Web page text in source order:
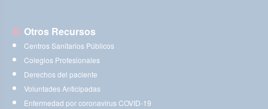
Otros Recursos
Centros Sanitarios Públicos
Colegios Profesionales
Derechos del paciente
Voluntades Anticipadas
Enfermedad por coronavirus COVID-19